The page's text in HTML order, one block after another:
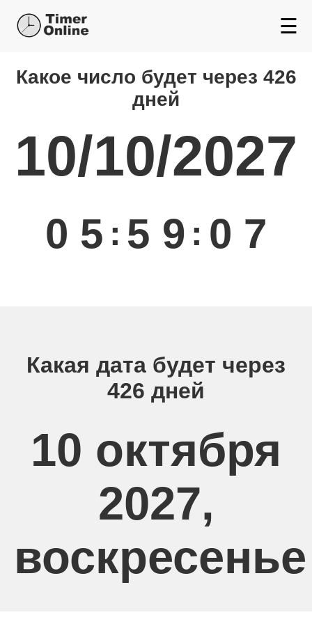
☰
Какой день будет через
Какое число будет через 426
дней
10/10/2027
0 5 : 5 9 : 0 7
Какая дата будет через
426 дней
10 октября
2027,
воскресенье